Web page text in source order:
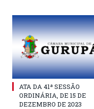
ATA DA 41ª SESSÃO
ORDINÁRIA, DE 15 DE
DEZEMBRO DE 2023